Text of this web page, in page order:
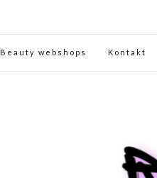
Beauty webshops Kontakt